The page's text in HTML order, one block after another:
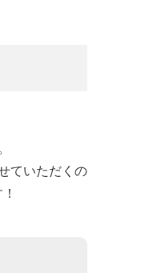
ていただくの